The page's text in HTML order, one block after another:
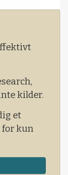
Efter de
den
danske
kilder.
et
for kun